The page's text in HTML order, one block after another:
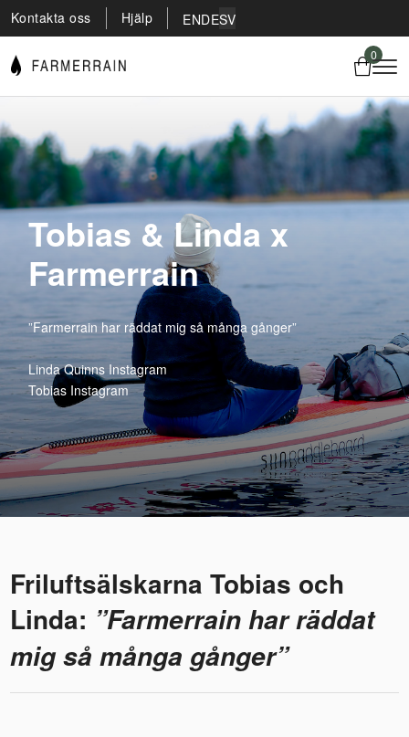
Kontakta oss Hjälp ENDESV
0
Tobias & Linda x
Farmerrain
”Farmerrain har räddat mig så många gånger”
Linda Quinns Instagram
Tobias Instagram
Friluftsälskarna Tobias och
Linda: ”Farmerrain har räddat
mig så många gånger”